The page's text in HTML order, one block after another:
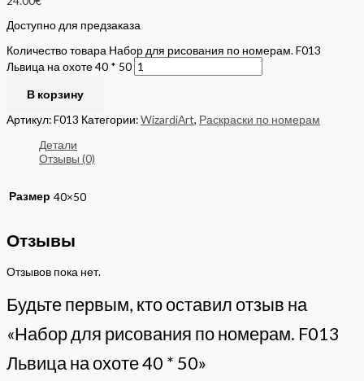
Доступно для предзаказа
Количество товара Набор для рисования по номерам. F013
Львица на охоте 40 * 50
В корзину
Артикул:F013 Категории:WizardiArt, Раскраски по номерам
Детали
Отзывы (0)
Размер 40×50
Отзывы
Отзывов пока нет.
Будьте первым, кто оставил отзыв на
«Набор для рисования по номерам. F013
Львица на охоте 40 * 50»